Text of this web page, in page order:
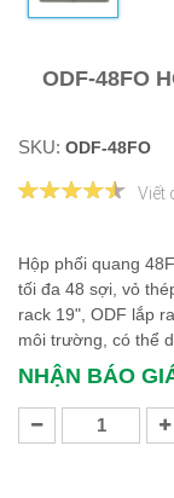
ODF-48FO
SKU: ODF-48FO
Viết
Hộp phối quang
tối đa 48 sợi, vỏ
rack 19", ODF lắp
môi trường, có thể
NHẬN BÁO